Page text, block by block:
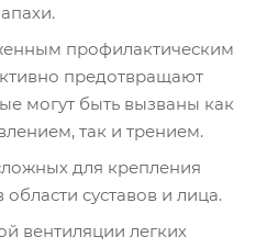
профилактическим
предотвращают
могут быть вызваны как
так и трением.
для крепления
области суставов и лица.
вентиляции легких